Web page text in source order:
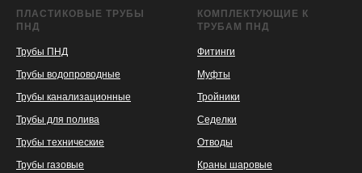
ПЛАСТИКОВЫЕ ТРУБЫ
ПНД
Трубы ПНД
Трубы водопроводные
Трубы канализационные
Трубы для полива
Трубы технические
Трубы газовые
КОМПЛЕКТУЮЩИЕ К
ТРУБАМ ПНД
Фитинги
Муфты
Тройники
Седелки
Отводы
Краны шаровые